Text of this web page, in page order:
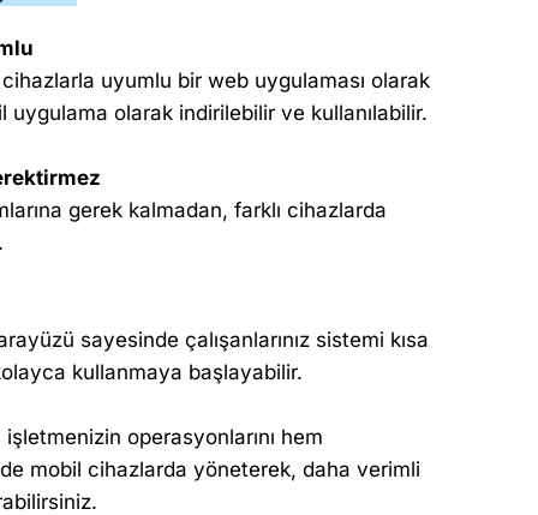
uyumlu bir web uygulaması olarak
uygulama olarak indirilebilir ve kullanılabilir.
gerek kalmadan, farklı cihazlarda
sayesinde çalışanlarınız sistemi kısa
kullanmaya başlayabilir.
işletmenizin operasyonlarını hem
mobil cihazlarda yöneterek, daha verimli